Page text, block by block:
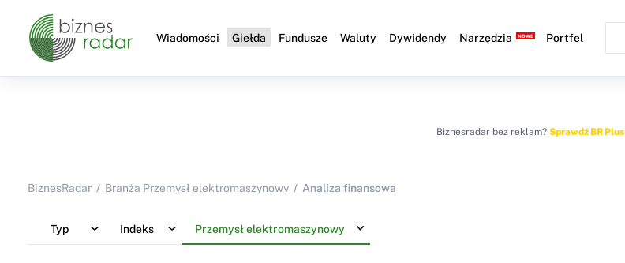
Wiadomości Giełda Fundusze Waluty Dywidendy Narzędzia Portfel
Biznesradar bez reklam? Sprawdź BR Plus
BiznesRadar Branża Przemysł elektromaszynowy Analiza finansowa
Typ Indeks Przemysł elektromaszynowy